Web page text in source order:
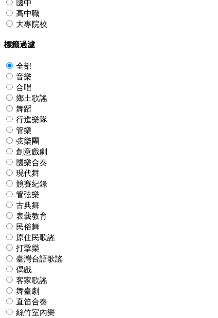
國中
高中職
大專院校
標籤過濾
全部
音樂
合唱
鄉土歌謠
舞蹈
行進樂隊
管樂
弦樂團
創意戲劇
國樂合奏
現代舞
競賽紀錄
管弦樂
古典舞
表藝教育
民俗舞
原住民歌謠
打擊樂
臺灣台語歌謠
偶戲
客家歌謠
舞臺劇
直笛合奏
絲竹室內樂